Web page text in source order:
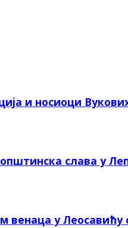
и носиоци
слава у
венаца у